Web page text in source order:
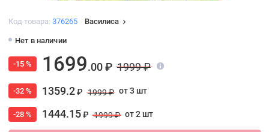
Код товара: 376265 Василиса
Нет в наличии
-15 % 1699.00 ₽ 1999 ₽
-32 % 1359.2₽ 1999 ₽ от 3 шт
-28 % 1444.15₽ 1999 ₽ от 2 шт